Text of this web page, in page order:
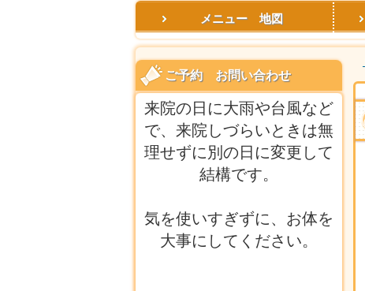
ご予約 お問い合わせ
来院の日に大雨や台風など
で、来院しづらいときは無
理せずに別の日に変更して
結構です。
気を使いすぎずに、お体を
大事にしてください。
メニュー 地図